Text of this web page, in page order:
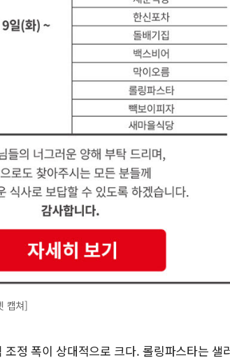
캡쳐]
정 폭이 상대적으로 크다. 롤링파스타는 샐